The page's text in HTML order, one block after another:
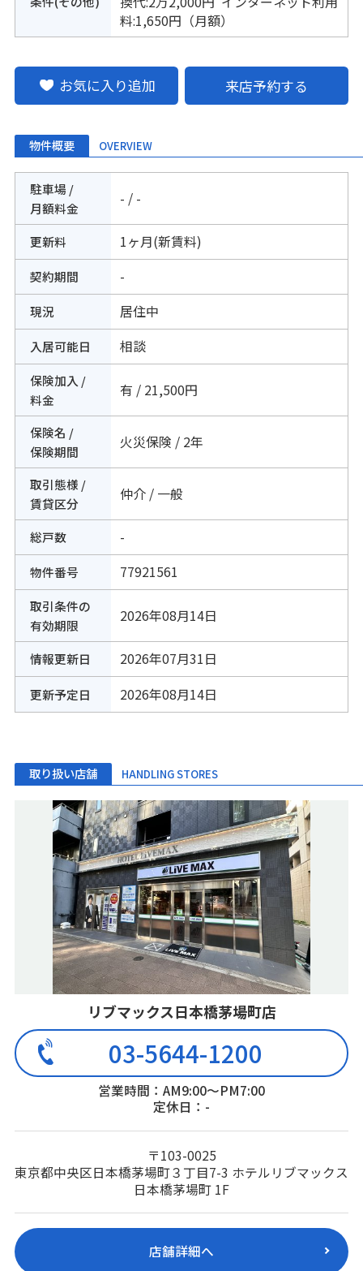
料:1,650円（月額）
お気に入り追加 来店予約する
物件概要 OVERVIEW
駐車場 /
月額料金
- / -
更新料 1ヶ月(新賃料)
契約期間 -
現況 居住中
入居可能日 相談
保険加入 /
料金
有 / 21,500円
保険名 /
保険期間
火災保険 / 2年
取引態様 /
賃貸区分
仲介 / 一般
総戸数 -
物件番号 77921561
取引条件の
有効期限
2026年08月14日
情報更新日 2026年07月31日
更新予定日 2026年08月14日
取り扱い店舗 HANDLING STORES
リブマックス日本橋茅場町店
03-5644-1200
営業時間：AM9:00～PM7:00
定休日：-
〒103-0025
東京都中央区日本橋茅場町３丁目7-3 ホテルリブマックス
日本橋茅場町 1F
店舗詳細へ